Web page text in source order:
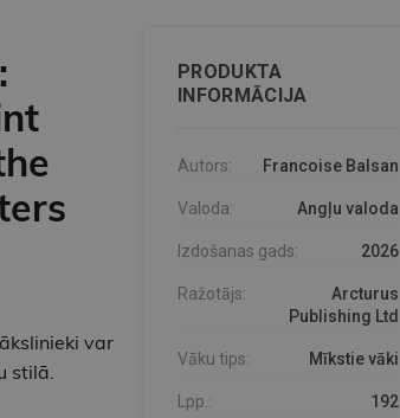
var
stilā.
PRODUKTA
INFORMĀCIJA
Autors: Francoise Balsan
Valoda: Angļu valoda
Izdošanas gads: 2026
Ražotājs:
Arcturus
Publishing Ltd
Vāku tips: Mīkstie vāki
Lpp.: 192